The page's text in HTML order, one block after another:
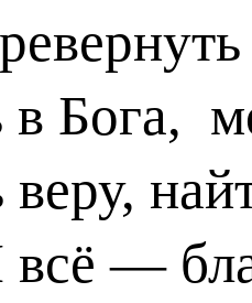
в Бога,
веру,
—